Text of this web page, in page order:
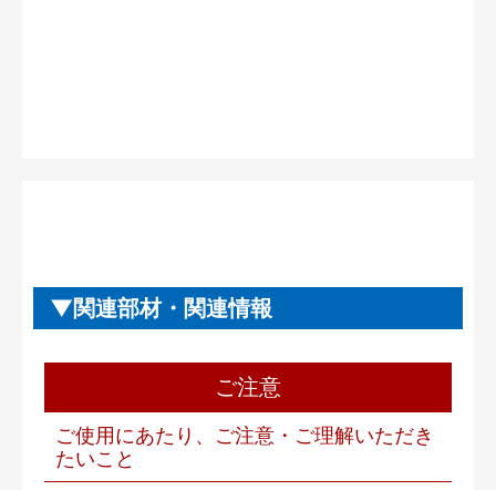
関連部材・関連情報
ご注意
ご使用にあたり、ご注意・ご理解いただき
たいこと